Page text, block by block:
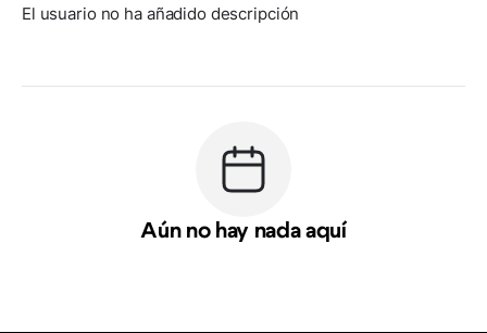
El usuario no ha añadido descripción
Aún no hay nada aquí